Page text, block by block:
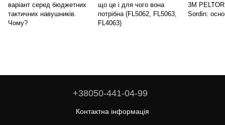
варіант серед бюджетних
тактичних навушників.
Чому?
що це і для чого вона
потрібна (FL5062, FL5063,
FL4063)
3M
Sordin:
+38050-441-04-99
Контактна інформація